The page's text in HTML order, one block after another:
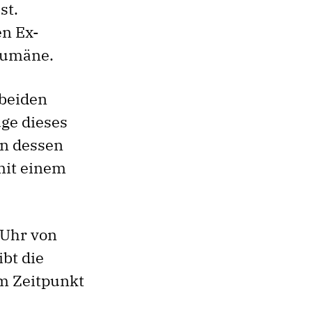
Ex-
dieses
dessen
einem
von
die
Zeitpunkt